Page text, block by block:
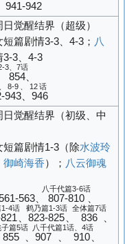
941-942
觉醒结界（超级）
篇剧情3-3、4-3； 八
3-3、4-3
854
3、7话
、
943、946
8-9、12话
觉醒结界（初级、中
篇剧情1-3（除水波玲
御崎海香）； 八云御魂
563、
807-810
八千代篇3-6话
、
4话
、 823-825
鹤乃篇1-3话
、 836
全体篇7话
、
855
子篇5话
、 907、910
八千代篇1话、4话
、